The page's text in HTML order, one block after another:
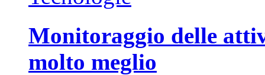
Monitoraggio delle
molto meglio